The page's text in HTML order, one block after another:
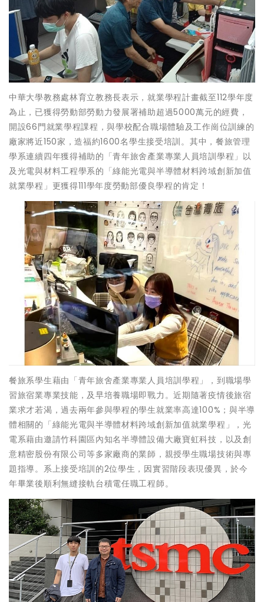
中華大學教務處林育立教務長表示，就業學程計畫截至112學年度
為止，已獲得勞動部勞動力發展署補助超過5000萬元的經費，
開設66門就業學程課程，與學校配合職場體驗及工作崗位訓練的
廠家將近150家，造福約1600名學生接受培訓。其中，餐旅管理
學系連續四年獲得補助的「青年旅舍產業專業人員培訓學程」以
及光電與材料工程學系的「綠能光電與半導體材料跨域創新加值
就業學程」更獲得111學年度勞動部優良學程的肯定！
餐旅系學生藉由「青年旅舍產業專業人員培訓學程」，到職場學
習旅宿業專業技能，及早培養職場即戰力。近期隨著疫情後旅宿
業求才若渴，過去兩年參與學程的學生就業率高達100%；與半導
體相關的「綠能光電與半導體材料跨域創新加值就業學程」，光
電系藉由邀請竹科園區內知名半導體設備大廠寶虹科技，以及創
意精密股份有限公司等多家廠商的業師，親授學生職場技術與專
題指導。系上接受培訓的2位學生，因實習階段表現優異，於今
年畢業後順利無縫接軌台積電任職工程師。